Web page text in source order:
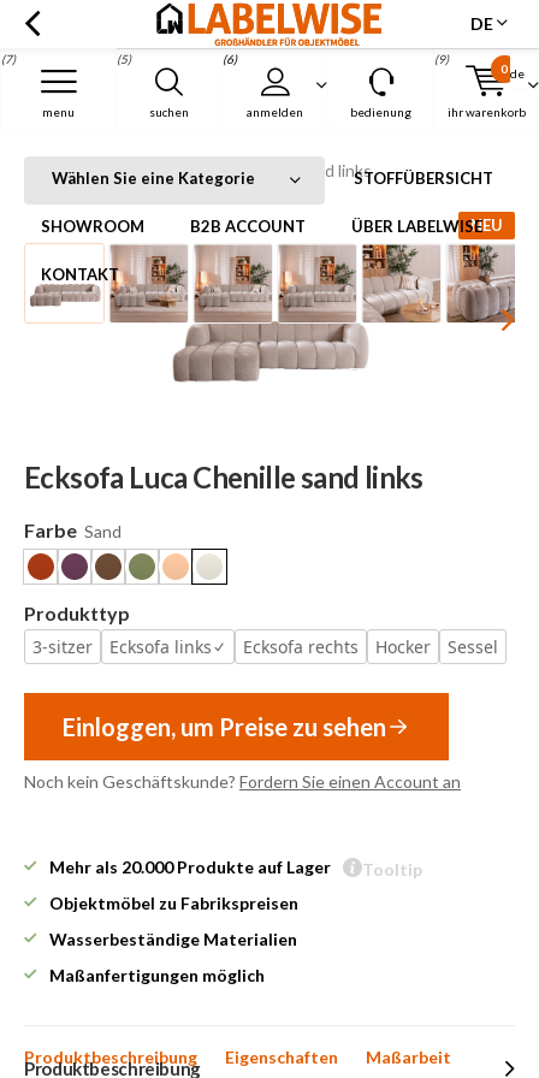
de
suchen
(5)
anmelden
(6)
menu
(7)
bedienung ihr warenkorb
0
(9)
Menu
DE
Wählen Sie eine Kategorie STOFFÜBERSICHT
SHOWROOM B2B ACCOUNT ÜBER LABELWISE
KONTAKT
Startseite Ecksofa Luca Chenille sand links
Ecksofa Luca Chenille sand links
NEU
Ecksofa Luca Chenille sand links
Farbe Sand
Produkttyp
3-sitzer
Ecksofa links Ecksofa rechts Hocker Sessel
Einloggen, um Preise zu sehen
Noch kein Geschäftskunde? Fordern Sie einen Account an
Mehr als 20.000 Produkte auf Lager
Tooltip
Objektmöbel zu Fabrikspreisen
Wasserbeständige Materialien
Maßanfertigungen möglich
Produktbeschreibung Eigenschaften
Maßarbeit
Produktbeschreibung